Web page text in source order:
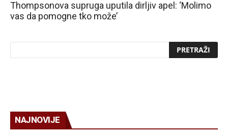
Thompsonova supruga uputila dirljiv apel: ‘Molimo
vas da pomogne tko može’
NAJNOVIJE